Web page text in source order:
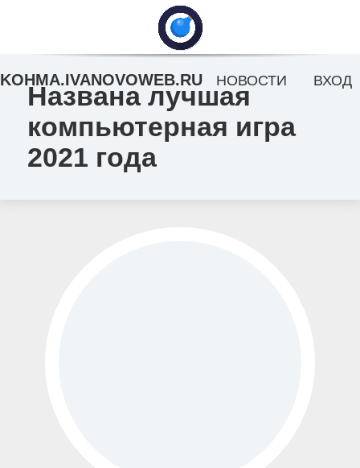
Названа лучшая
компьютерная игра
2021 года
KOHMA.IVANOVOWEB.RU НОВОСТИ ВХОД